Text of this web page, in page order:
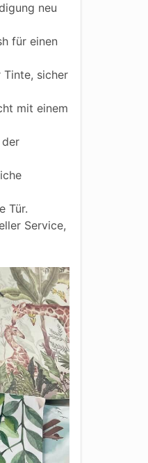
neu
für einen
sicher
mit einem
Tür.
Service,